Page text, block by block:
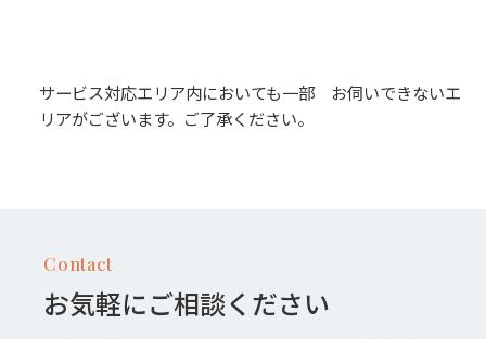
サービス対応エリア内においても一部 お伺いできないエ
リアがございます。ご了承ください。
Contact
お気軽にご相談ください